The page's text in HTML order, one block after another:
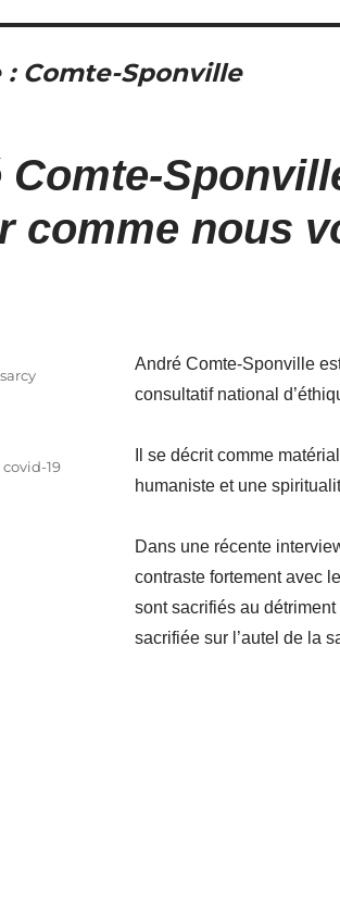
: Comte-Sponville
Comte-
comme nous
André Comte-Sponville
consultatif national
Il se décrit comme
humaniste et une
Dans une récente
contraste fortement avec
sont sacrifiés au
sacrifiée sur l’autel de la
covid-19